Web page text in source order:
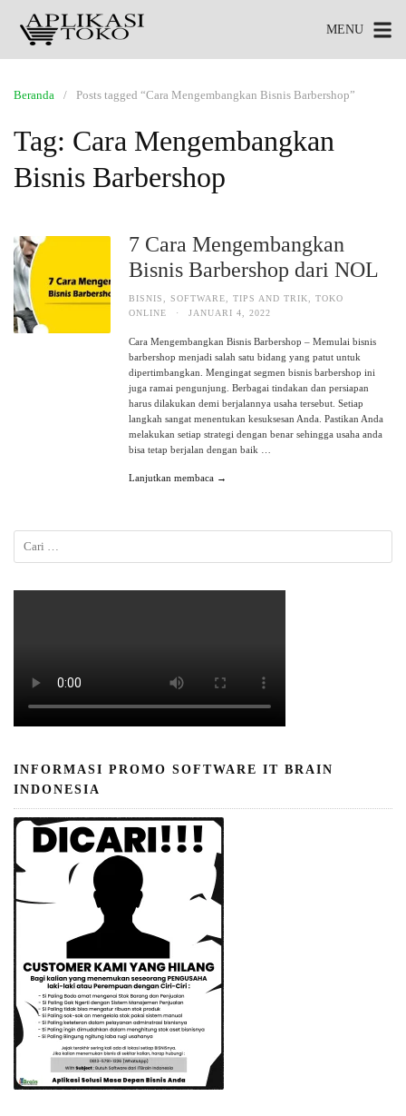
MENU
Beranda Posts tagged “Cara Mengembangkan Bisnis Barbershop”
Tag: Cara Mengembangkan
Bisnis Barbershop
7 Cara Mengembangkan
Bisnis Barbershop dari NOL
BISNIS ,SOFTWARE ,TIPS AND TRIK ,TOKO
ONLINE
· JANUARI 4, 2022
Cara Mengembangkan Bisnis Barbershop – Memulai bisnis
barbershop menjadi salah satu bidang yang patut untuk
dipertimbangkan. Mengingat segmen bisnis barbershop ini
juga ramai pengunjung. Berbagai tindakan dan persiapan
harus dilakukan demi berjalannya usaha tersebut. Setiap
langkah sangat menentukan kesuksesan Anda. Pastikan Anda
melakukan setiap strategi dengan benar sehingga usaha anda
bisa tetap berjalan dengan baik …
Lanjutkan membaca →
INFORMASI PROMO SOFTWARE IT BRAIN
INDONESIA